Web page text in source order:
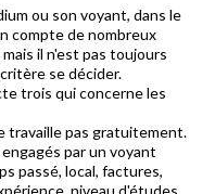
ou son voyant, dans le
compte de nombreux
il n'est pas toujours
se décider.
trois qui concerne les
travaille pas gratuitement.
par un voyant
passé, local, factures,
niveau d'études,